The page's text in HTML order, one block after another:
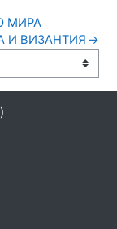
МИРА
И ВИЗАНТИЯ →
)